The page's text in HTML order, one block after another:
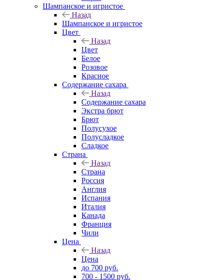
Шампанское и игристое
Назад
Шампанское и игристое
Цвет
Назад
Цвет
Белое
Розовое
Красное
Содержание сахара
Назад
Содержание сахара
Экстра брют
Брют
Полусухое
Полусладкое
Сладкое
Страна
Назад
Страна
Россия
Англия
Испания
Италия
Канада
Франция
Чили
Цена
Назад
Цена
до 700 руб.
700 - 1500 руб.